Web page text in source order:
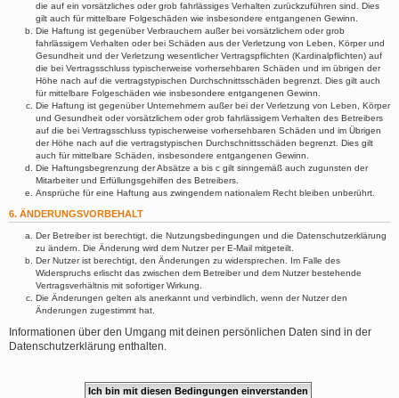
die auf ein vorsätzliches oder grob fahrlässiges Verhalten zurückzuführen sind. Dies
gilt auch für mittelbare Folgeschäden wie insbesondere entgangenen Gewinn.
Die Haftung ist gegenüber Verbrauchern außer bei vorsätzlichem oder grob
fahrlässigem Verhalten oder bei Schäden aus der Verletzung von Leben, Körper und
Gesundheit und der Verletzung wesentlicher Vertragspflichten (Kardinalpflichten) auf
die bei Vertragsschluss typischerweise vorhersehbaren Schäden und im übrigen der
Höhe nach auf die vertragstypischen Durchschnittsschäden begrenzt. Dies gilt auch
für mittelbare Folgeschäden wie insbesondere entgangenen Gewinn.
Die Haftung ist gegenüber Unternehmern außer bei der Verletzung von Leben, Körper
und Gesundheit oder vorsätzlichem oder grob fahrlässigem Verhalten des Betreibers
auf die bei Vertragsschluss typischerweise vorhersehbaren Schäden und im Übrigen
der Höhe nach auf die vertragstypischen Durchschnittsschäden begrenzt. Dies gilt
auch für mittelbare Schäden, insbesondere entgangenen Gewinn.
Die Haftungsbegrenzung der Absätze a bis c gilt sinngemäß auch zugunsten der
Mitarbeiter und Erfüllungsgehilfen des Betreibers.
Ansprüche für eine Haftung aus zwingendem nationalem Recht bleiben unberührt.
6. ÄNDERUNGSVORBEHALT
Der Betreiber ist berechtigt, die Nutzungsbedingungen und die Datenschutzerklärung
zu ändern. Die Änderung wird dem Nutzer per E-Mail mitgeteilt.
Der Nutzer ist berechtigt, den Änderungen zu widersprechen. Im Falle des
Widerspruchs erlischt das zwischen dem Betreiber und dem Nutzer bestehende
Vertragsverhältnis mit sofortiger Wirkung.
Die Änderungen gelten als anerkannt und verbindlich, wenn der Nutzer den
Änderungen zugestimmt hat.
Informationen über den Umgang mit deinen persönlichen Daten sind in der
Datenschutzerklärung enthalten.